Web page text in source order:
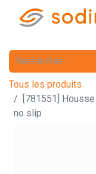
Tous les produits
[781551]
no slip